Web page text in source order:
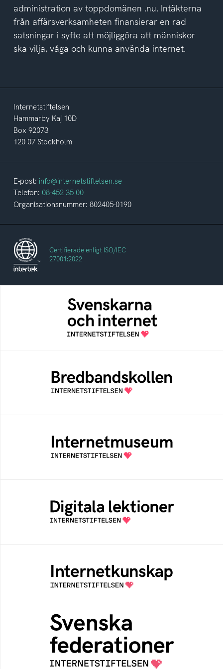
administration av toppdomänen .nu. Intäkterna
från affärsverksamheten finansierar en rad
satsningar i syfte att möjliggöra att människor
ska vilja, våga och kunna använda internet.
Internetstiftelsen
Hammarby Kaj 10D
Box 92073
120 07 Stockholm
E-post: info@internetstiftelsen.se
Telefon: 08-452 35 00
Organisationsnummer: 802405-0190
Certifierade enligt ISO/IEC
27001:2022
Svenskarna och internet
En årlig studie av svenska folkets
internetvanor
Bredbandskollen är ett oberoende
konsumentverktyg som drivs av
Internetstiftelsen
Ett digitalt museum som byggts, och kureras
av Internetstiftelsen
Öppen digital lärresurs med färdiga lektioner
för alla stadier i grundskolan
Samlad kunskap som hjälper dig att bli en
säker och medveten internetanvändare
Svenska federationer
Grunden för medlemskap i en sektors- eller
kontextspecifik federation